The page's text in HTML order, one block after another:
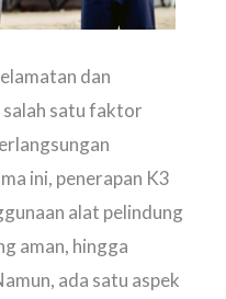
dan
salah satu faktor
ini, penerapan K3
alat pelindung
aman, hingga
ada satu aspek